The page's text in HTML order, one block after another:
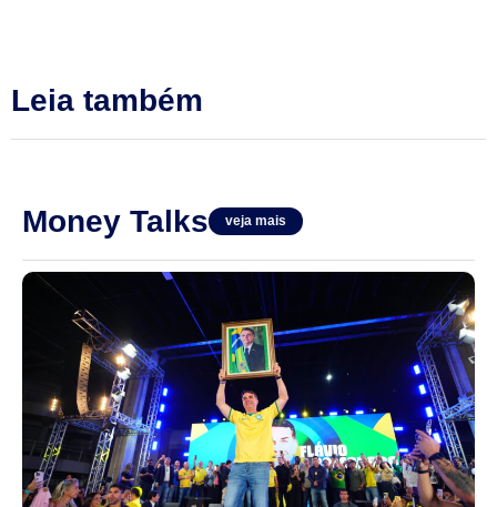
Leia também
Money Talks veja mais